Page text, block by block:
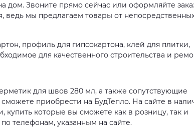
дом. Звоните прямо сейчас или оформляйте
ведь мы предлагаем товары от
профиль для гипсокартона, клей для плитки,
для качественного строительства и
для швов 280 мл, а также сопутствующие
приобрести на БудТепло. На сайте в
которые вы сможете как в розницу, так и
телефонам, указанным на сайте.